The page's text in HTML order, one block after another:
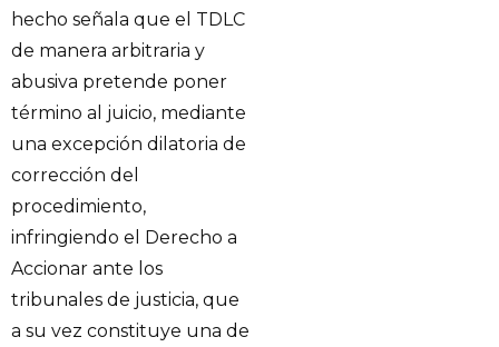
hecho señala que el TDLC
de manera arbitraria y
abusiva pretende poner
término al juicio, mediante
una excepción dilatoria de
corrección del
procedimiento,
infringiendo el Derecho a
Accionar ante los
tribunales de justicia, que
a su vez constituye una de